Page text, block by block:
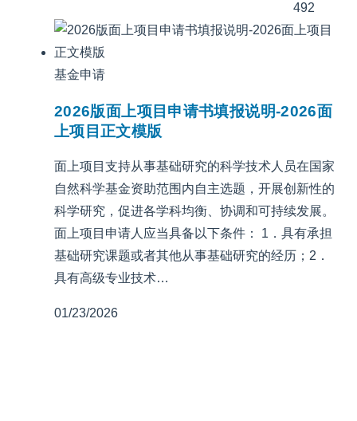
492
基金申请
2026版面上项目申请书填报说明-2026面
上项目正文模版
面上项目支持从事基础研究的科学技术人员在国家
自然科学基金资助范围内自主选题，开展创新性的
科学研究，促进各学科均衡、协调和可持续发展。
面上项目申请人应当具备以下条件： 1．具有承担
基础研究课题或者其他从事基础研究的经历；2．
具有高级专业技术…
01/23/2026